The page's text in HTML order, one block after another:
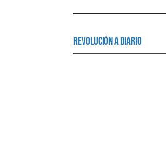
Revolución a Diario